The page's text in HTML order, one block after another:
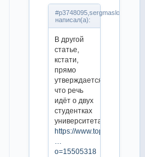
#p3748095,sergmaslo
написал(а):
В другой
статье,
кстати,
прямо
утверждается,
что речь
идёт о двух
студентках
университета:
https://
o=15505318